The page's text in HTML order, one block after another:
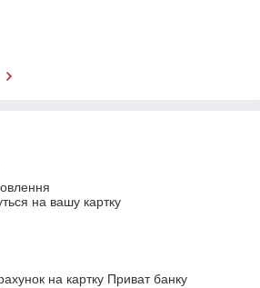
на вашу картку
на картку Приват банку